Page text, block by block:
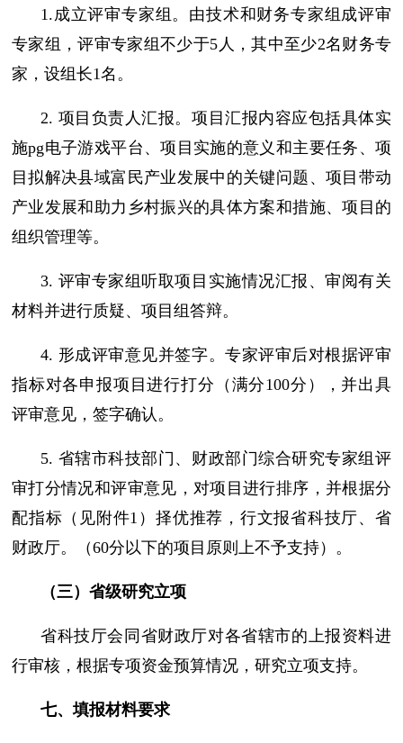
1.成立评审专家组。由技术和财务专家组成评审
专家组，评审专家组不少于5人，其中至少2名财务专
家，设组长1名。
2. 项目负责人汇报。项目汇报内容应包括具体实
施pg电子游戏平台、项目实施的意义和主要任务、项
目拟解决县域富民产业发展中的关键问题、项目带动
产业发展和助力乡村振兴的具体方案和措施、项目的
组织管理等。
3. 评审专家组听取项目实施情况汇报、审阅有关
材料并进行质疑、项目组答辩。
4. 形成评审意见并签字。专家评审后对根据评审
指标对各申报项目进行打分（满分100分），并出具
评审意见，签字确认。
5. 省辖市科技部门、财政部门综合研究专家组评
审打分情况和评审意见，对项目进行排序，并根据分
配指标（见附件1）择优推荐，行文报省科技厅、省
财政厅。（60分以下的项目原则上不予支持）。
（三）省级研究立项
省科技厅会同省财政厅对各省辖市的上报资料进
行审核，根据专项资金预算情况，研究立项支持。
七、填报材料要求